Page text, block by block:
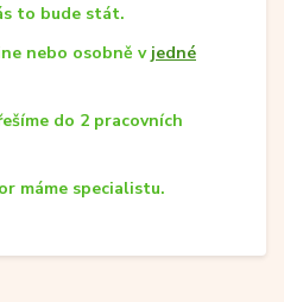
to bude stát.
nebo osobně v jedné
do 2 pracovních
máme specialistu.